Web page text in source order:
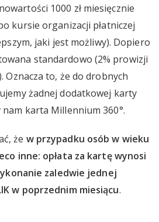
1000 zł miesięcznie
kursie organizacji płatniczej
jaki jest możliwy). Dopiero
standardowo (2% prowizji
Oznacza to, że do drobnych
żadnej dodatkowej karty
karta Millennium 360°.
że w przypadku osób w wieku
inne: opłata za kartę wynosi
zaledwie jednej
w poprzednim miesiącu.